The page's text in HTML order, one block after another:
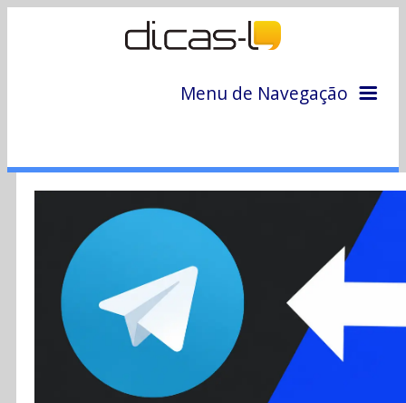
Menu de Navegação
Colunas
Colaboradores